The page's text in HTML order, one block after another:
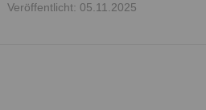
Veröffentlicht: 05.11.2025